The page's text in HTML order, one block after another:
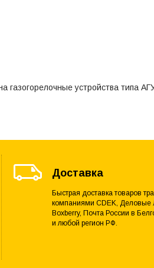
газогорелочные устройства типа
Доставка
Быстрая доставка товаров
компаниями CDEK, Деловые
Boxberry, Почта России в
и любой регион РФ.